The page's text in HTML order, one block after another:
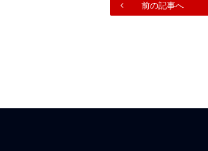
前の記事へ